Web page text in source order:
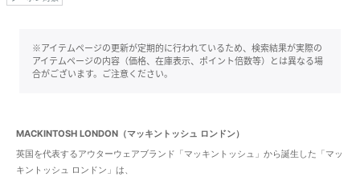
※アイテムページの更新が定期的に行われているため、検索結果が実際の
アイテムページの内容（価格、在庫表示、ポイント倍数等）とは異なる場
合がございます。ご注意ください。
MACKINTOSH LONDON（マッキントッシュ ロンドン）
英国を代表するアウターウェアブランド「マッキントッシュ」から誕生した「マッ
キントッシュ ロンドン」は、